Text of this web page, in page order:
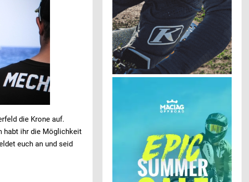
die Krone auf.
habt ihr die Möglichkeit
euch an und seid